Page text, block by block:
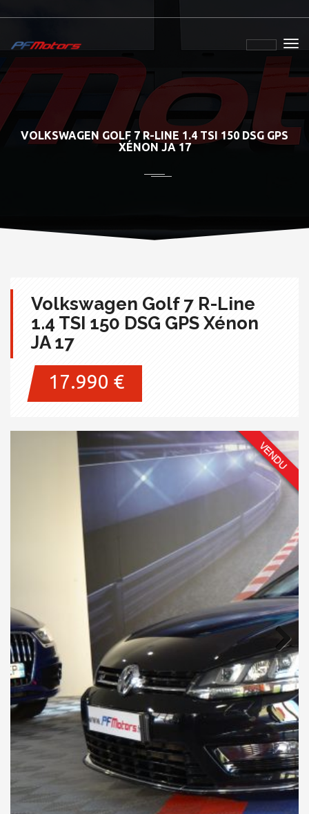
VOLKSWAGEN GOLF 7 R-LINE 1.4 TSI 150 DSG GPS
XÉNON JA 17
Volkswagen Golf 7 R-Line
1.4 TSI 150 DSG GPS Xénon
JA 17
17.990 €
Next